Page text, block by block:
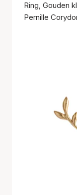
Ring, Gouden
Pernille